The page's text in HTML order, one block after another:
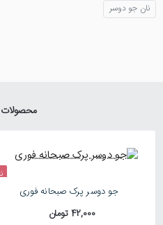
نان جو دوسر
محصولات
جو دوسر پرک صبحانه فوری
42,000 تومان